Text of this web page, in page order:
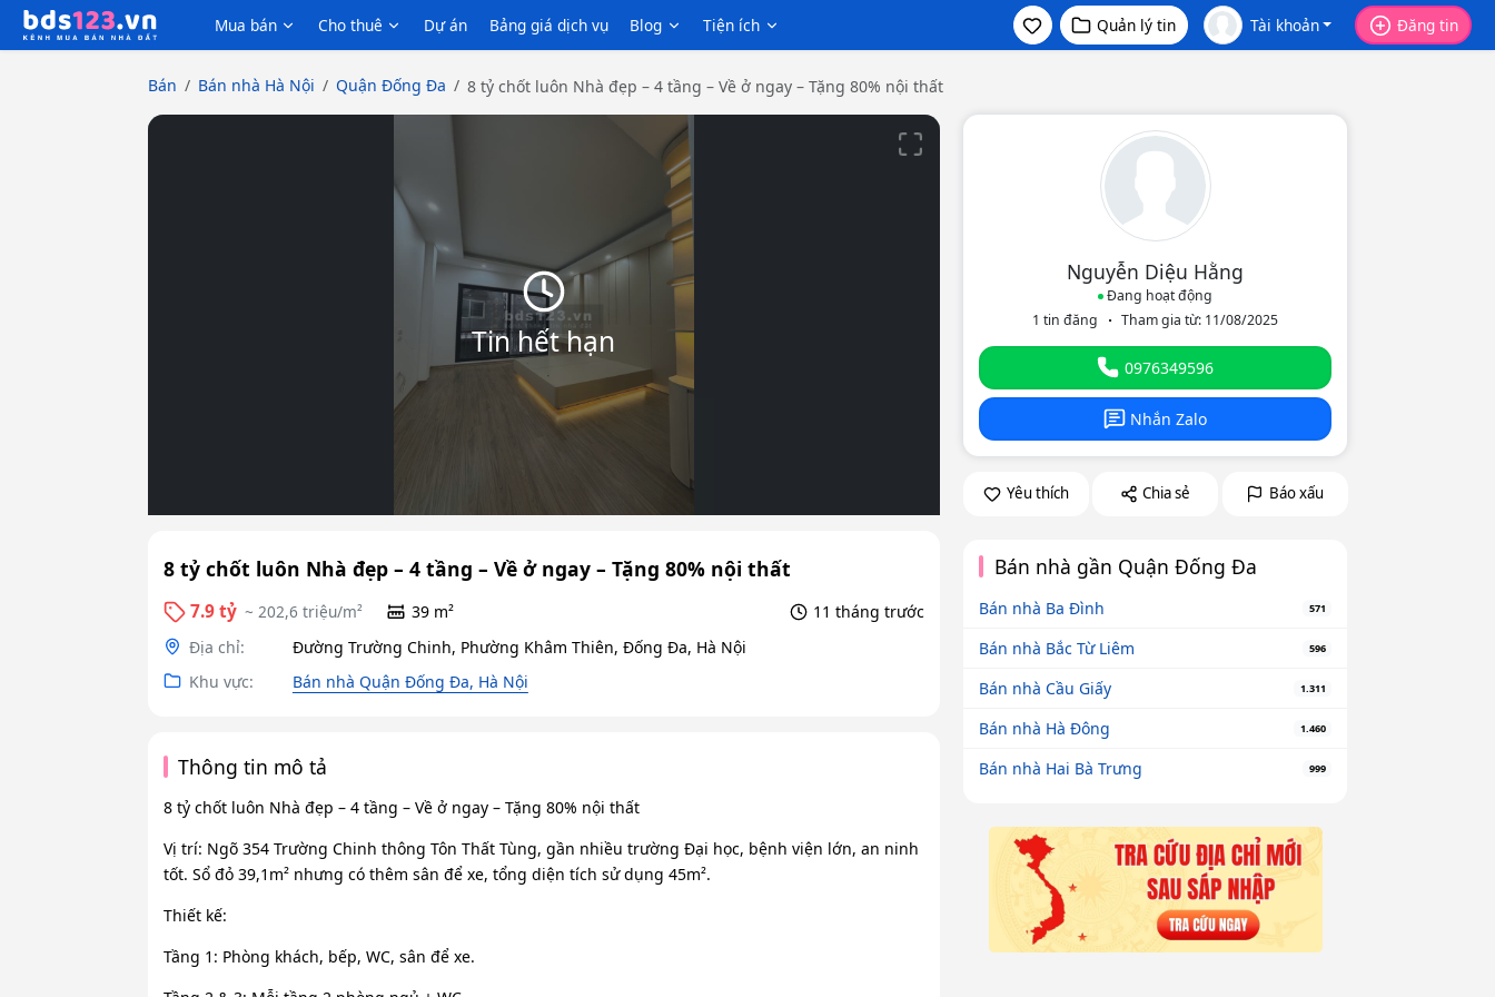
Mua bán Cho thuê Dự án Bảng giá dịch vụ Blog Tiện ích Quản lý tin Tài khoản Đăng tin
Bán Bán nhà Hà Nội Quận Đống Đa 8 tỷ chốt luôn Nhà đẹp – 4 tầng – Về ở ngay – Tặng 80% nội thất
Tin hết hạn
8 tỷ chốt luôn Nhà đẹp – 4 tầng – Về ở ngay – Tặng 80% nội thất
7.9 tỷ ~ 202,6 triệu/m² 39 m²
11 tháng trước
Địa chỉ:
Đường Trường Chinh, Phường Khâm Thiên, Đống Đa, Hà Nội
Khu vực:
Bán nhà Quận Đống Đa, Hà Nội
Thông tin mô tả
8 tỷ chốt luôn Nhà đẹp – 4 tầng – Về ở ngay – Tặng 80% nội thất
Vị trí: Ngõ 354 Trường Chinh thông Tôn Thất Tùng, gần nhiều trường Đại học, bệnh viện lớn, an ninh
tốt. Sổ đỏ 39,1m² nhưng có thêm sân để xe, tổng diện tích sử dụng 45m².
Thiết kế:
Tầng 1: Phòng khách, bếp, WC, sân để xe.
Nguyễn Diệu Hằng
Đang hoạt động
1 tin đăng
Tham gia từ: 11/08/2025
0976349596
Nhắn Zalo
Yêu thích Chia sẻ Báo xấu
Bán nhà gần Quận Đống Đa
Bán nhà Ba Đình 571
Bán nhà Bắc Từ Liêm 596
Bán nhà Cầu Giấy 1.311
Bán nhà Hà Đông 1.460
Bán nhà Hai Bà Trưng 999